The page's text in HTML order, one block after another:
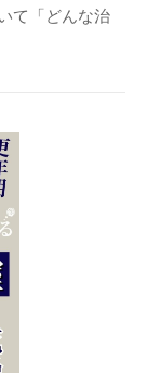
て「どんな治